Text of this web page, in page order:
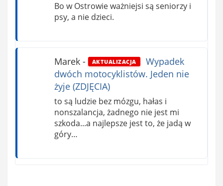
Bo w Ostrowie ważniejsi są seniorzy i
psy, a nie dzieci.
Marek- AKTUALIZACJA
Wypadek
dwóch motocyklistów. Jeden nie
żyje (ZDJĘCIA)
to są ludzie bez mózgu, hałas i
nonszalancja, żadnego nie jest mi
szkoda...a najlepsze jest to, że jadą w
góry…